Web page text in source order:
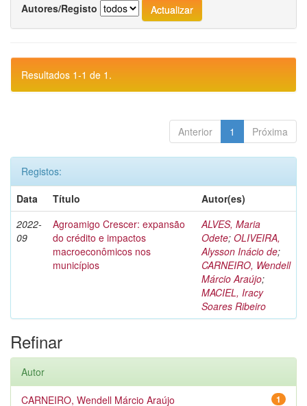
Autores/Registo
Resultados 1-1 de 1.
Anterior 1 Próxima
Registos:
Data
Título
Autor(es)
2022-
09
Agroamigo Crescer: expansão
do crédito e impactos
macroeconômicos nos
municípios
ALVES, Maria
Odete; OLIVEIRA,
Alysson Inácio de;
CARNEIRO, Wendell
Márcio Araújo;
MACIEL, Iracy
Soares Ribeiro
Refinar
Autor
1
CARNEIRO, Wendell Márcio Araújo